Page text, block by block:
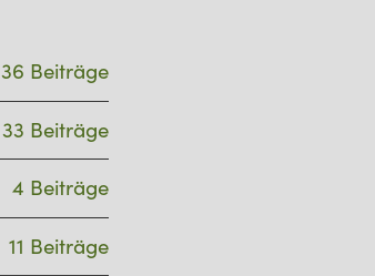
36 Beiträge
33 Beiträge
4 Beiträge
11 Beiträge